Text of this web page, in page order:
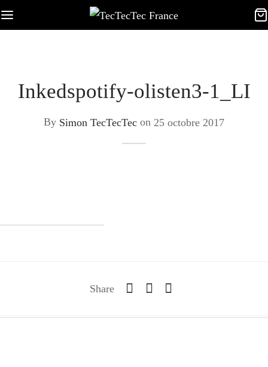
Inkedspotify-olisten3-1_LI
By Simon TecTecTec on 25 octobre 2017
Share